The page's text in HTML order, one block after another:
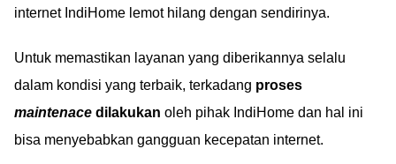
internet IndiHome lemot hilang dengan sendirinya.
Untuk memastikan layanan yang diberikannya selalu
dalam kondisi yang terbaik, terkadang proses
maintenace dilakukan oleh pihak IndiHome dan hal ini
bisa menyebabkan gangguan kecepatan internet.